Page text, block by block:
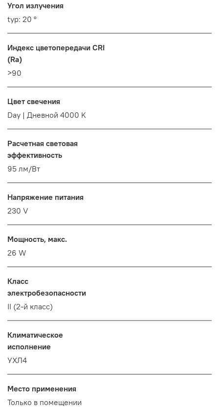
Угол излучения
typ: 20 °
Индекс цветопередачи CRI
(Ra)
>90
Цвет свечения
Day | Дневной 4000 K
Расчетная световая
эффективность
95 лм/Вт
Напряжение питания
230 V
Мощность, макс.
26 W
Класс
электробезопасности
II (2-й класс)
Климатическое
исполнение
УХЛ4
Место применения
Только в помещении